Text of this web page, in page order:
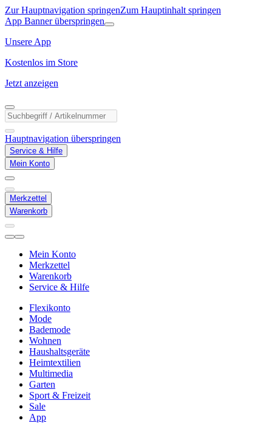
Zur Hauptnavigation springenZum Hauptinhalt springen
App Banner überspringen
Unsere App
Kostenlos im Store
Jetzt anzeigen
Hauptnavigation überspringen
Service & Hilfe
Mein Konto
Merkzettel
Warenkorb
Mein Konto
Merkzettel
Warenkorb
Service & Hilfe
Flexikonto
Mode
Bademode
Wohnen
Haushaltsgeräte
Heimtextilien
Multimedia
Garten
Sport & Freizeit
Sale
App